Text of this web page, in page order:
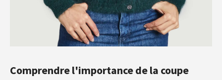
Comprendre l'importance de la coupe